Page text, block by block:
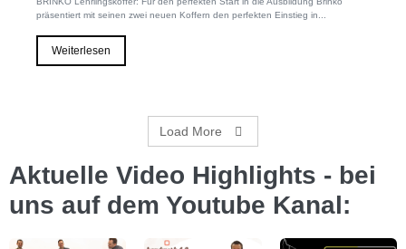
präsentiert mit seinen zwei neuen Koffern den perfekten Einstieg in...
Weiterlesen
Load More
Aktuelle Video Highlights - bei
uns auf dem Youtube Kanal: